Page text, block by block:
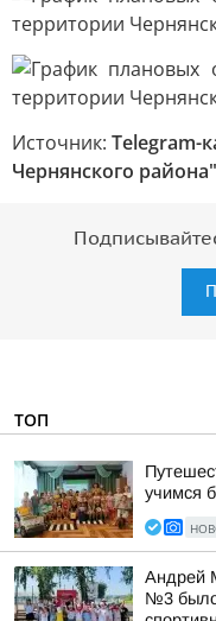
Источник: Telegram-
Чернянского района"
ТОП
учимся
Андрей
№3 было